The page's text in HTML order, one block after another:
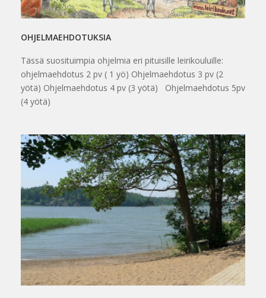
OHJELMAEHDOTUKSIA
Tässä suosituimpia ohjelmia eri pituisille leirikouluille:
ohjelmaehdotus 2 pv ( 1 yö) Ohjelmaehdotus 3 pv (2
yötä) Ohjelmaehdotus 4 pv (3 yötä) Ohjelmaehdotus 5pv
(4 yötä)